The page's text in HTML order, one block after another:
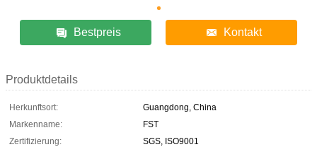
Bestpreis Kontakt
Produktdetails
Herkunftsort:
Guangdong, China
Markenname:
FST
Zertifizierung:
SGS, ISO9001